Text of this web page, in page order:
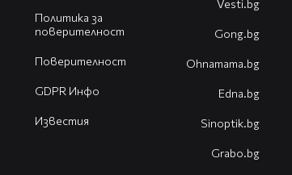
Политика за
поверителност
Поверителност
GDPR Инфо
Известия
Vesti.bg
Gong.bg
Оhnamama.bg
Edna.bg
Sinoptik.bg
Grabo.bg